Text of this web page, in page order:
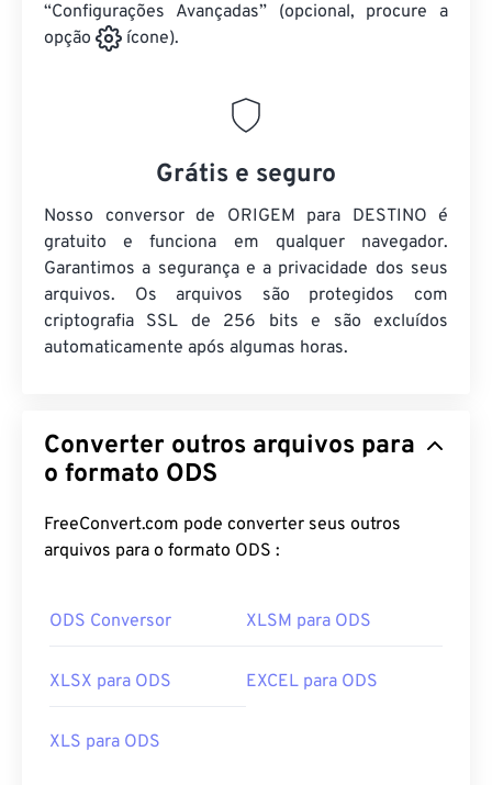
“Configurações Avançadas” (opcional, procure a
opção
ícone).
Grátis e seguro
Nosso conversor de ORIGEM para DESTINO é
gratuito e funciona em qualquer navegador.
Garantimos a segurança e a privacidade dos seus
arquivos. Os arquivos são protegidos com
criptografia SSL de 256 bits e são excluídos
automaticamente após algumas horas.
Converter outros arquivos para
o formato ODS
FreeConvert.com pode converter seus outros
arquivos para o formato ODS :
ODS Conversor XLSM para ODS
XLSX para ODS EXCEL para ODS
XLS para ODS